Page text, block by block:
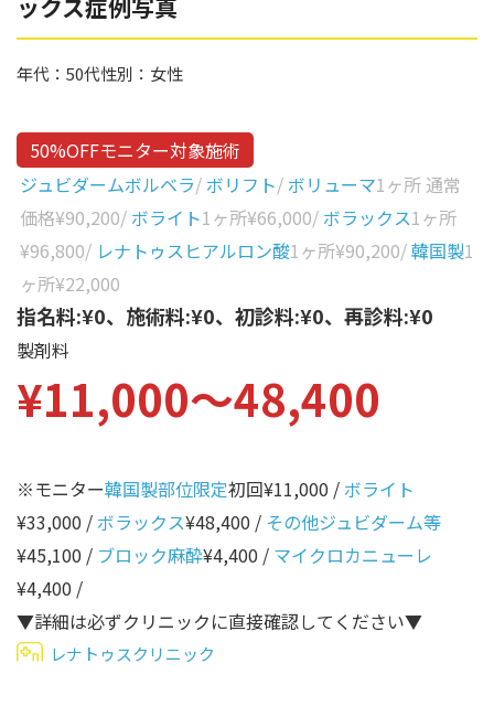
こめかみ
目の上
涙袋
眼窩縁（目の下）
ゴルゴライン
鼻
ほうれい線
鼻翼基部
唇
口角
顎
首
ヒアルロン酸リフトアッ
その他
Gender
性別から探す
その他
年代から探す
10代
30代
ックス症例写真
年代： 50代性別： 女性
50%OFFモニター対象施術
ジュビダームボルベラ/ ボリフト/ ボリューマ1ヶ所 通常
価格¥90,200/ ボライト1ヶ所¥66,000/ ボラックス1ヶ所
¥96,800/ レナトゥスヒアルロン酸1ヶ所¥90,200/韓国製1
ヶ所¥22,000
指名料:¥0、施術料:¥0、初診料:¥0、再診料:¥0
製剤料
¥11,000〜48,400
※モニター韓国製部位限定初回¥11,000 / ボライト
¥33,000 / ボラックス¥48,400 / その他ジュビダーム等
¥45,100 / ブロック麻酔¥4,400 / マイクロカニューレ
¥4,400 /
▼詳細は必ずクリニックに直接確認してください▼
レナトゥスクリニック